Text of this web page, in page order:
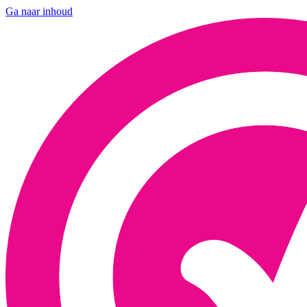
Ga naar inhoud